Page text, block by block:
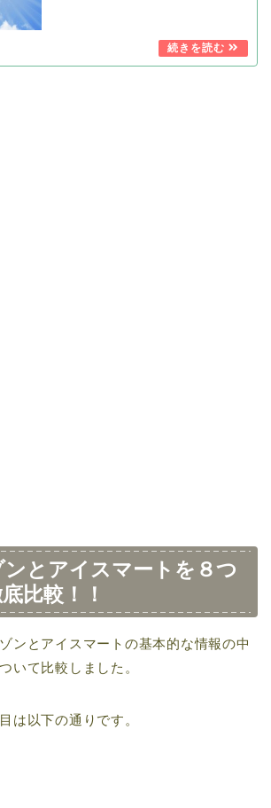
とアイスマートを８つ
比較！！
ンとアイスマートの基本的な情報の中
いて比較しました。
は以下の通りです。